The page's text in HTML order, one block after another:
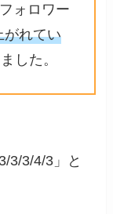
ォロワー
がれてい
した。
3/3/4/3」と